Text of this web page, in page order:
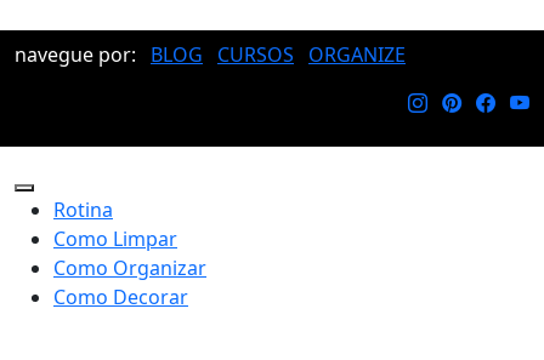
navegue por: BLOG CURSOS ORGANIZE
Rotina
Como Limpar
Como Organizar
Como Decorar